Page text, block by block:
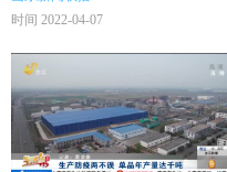
时间 2022-04-07